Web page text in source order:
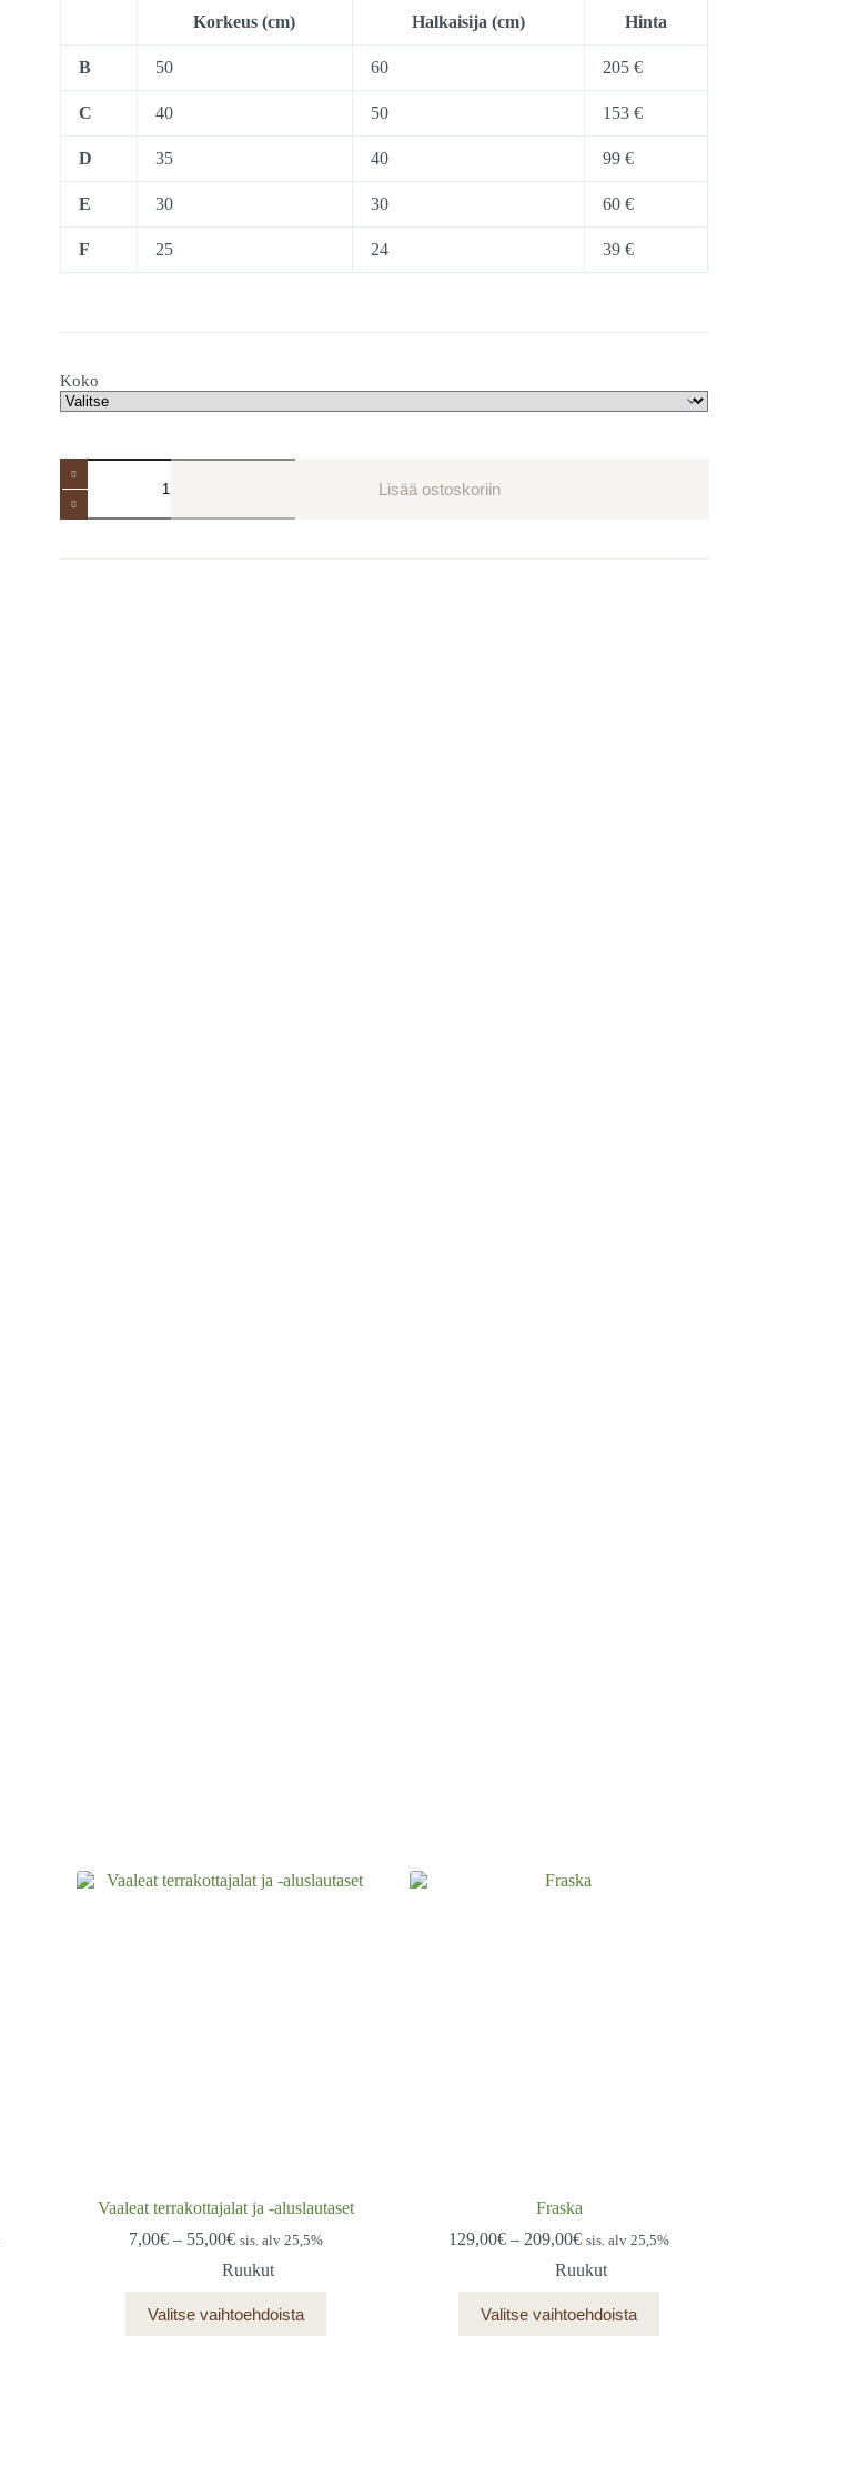
Korkeus (cm) Halkaisija (cm) Hinta
B 50 60 205 €
C 40 50 153 €
D 35 40 99 €
E 30 30 60 €
F 25 24 39 €
Koko
Orangeri
määrä
Lisää ostoskoriin
Vaaleat terrakottajalat ja -aluslautaset
7,00€ – 55,00€Hintaluokka:
-
55,00€
sis. alv 25,5%
Ruukut
Valitse vaihtoehdoista
tuotteella
on
Fraska
129,00€ – 209,00€Hintaluokka:
-
209,00€
sis. alv 25,5%
Ruukut
Valitse vaihtoehdoista
tuotteella
on